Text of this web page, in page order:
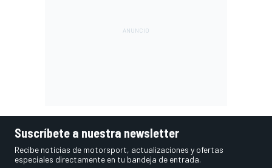
Suscríbete a nuestra newsletter
Recibe noticias de motorsport, actualizaciones y ofertas
especiales directamente en tu bandeja de entrada.